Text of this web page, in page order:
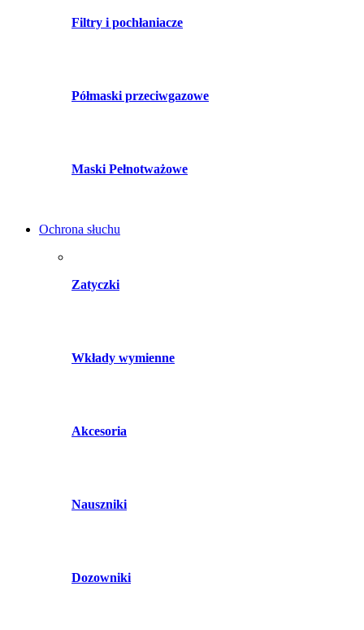
Filtry i pochłaniacze
Półmaski przeciwgazowe
Maski Pełnotważowe
Ochrona słuchu
Zatyczki
Wkłady wymienne
Akcesoria
Nauszniki
Dozowniki